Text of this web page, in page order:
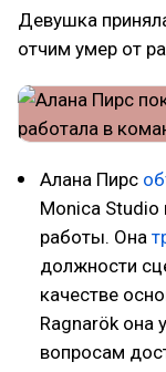
Девушка
отчим умер от
Алана Пирс
Monica Studio
работы. Она
должности
качестве
Ragnarök она
вопросам